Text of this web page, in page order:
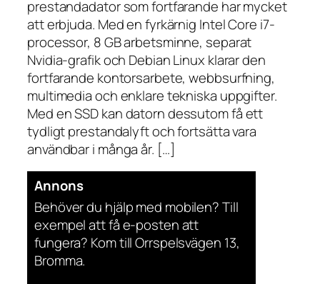
prestandadator som fortfarande har mycket
att erbjuda. Med en fyrkärnig Intel Core i7-
processor, 8 GB arbetsminne, separat
Nvidia-grafik och Debian Linux klarar den
fortfarande kontorsarbete, webbsurfning,
multimedia och enklare tekniska uppgifter.
Med en SSD kan datorn dessutom få ett
tydligt prestandalyft och fortsätta vara
användbar i många år. […]
Annons
Behöver du hjälp med mobilen? Till
exempel att få e-posten att
fungera? Kom till Orrspelsvägen 13,
Bromma.